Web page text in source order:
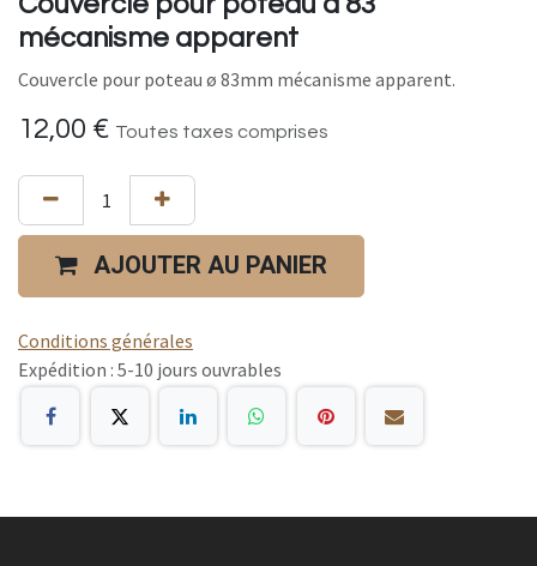
mécanisme apparent
Couvercle pour poteau ø 83mm mécanisme apparent.
12,00 € Toutes taxes comprises
AJOUTER AU PANIER
Conditions générales
Expédition : 5-10 jours ouvrables